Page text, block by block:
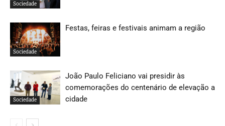
Sociedade
Sociedade
Festas, feiras e festivais animam a região
Sociedade
João Paulo Feliciano vai presidir às
comemorações do centenário de elevação a
cidade